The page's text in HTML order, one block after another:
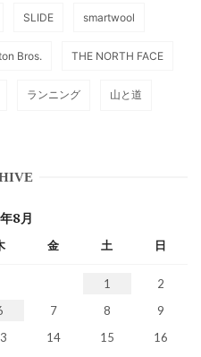
SLIDE smartwool
Bros. THE NORTH FACE
ランニング 山と道
8月
金 土 日
1
2
7 8
9
14 15 16